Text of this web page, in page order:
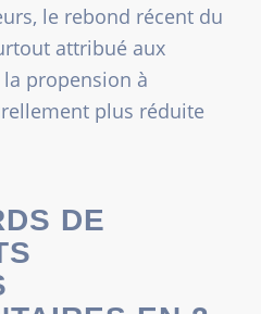
le rebond récent du
attribué aux
propension à
plus réduite
DE